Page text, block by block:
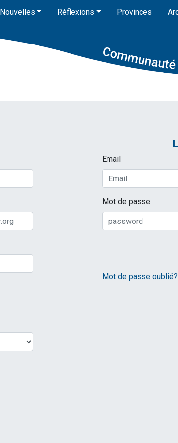
Nouvelles Réflexions Provinces
Email
Mot de passe
Mot de passe oublié?